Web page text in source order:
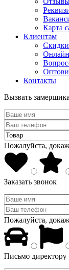
Карта
Клиентам
Контакты
Вызвать замерщика
Пожалуйста,
Заказать звонок
Пожалуйста,
Письмо директору